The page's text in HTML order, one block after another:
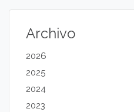
Archivo
2026
2025
2024
2023